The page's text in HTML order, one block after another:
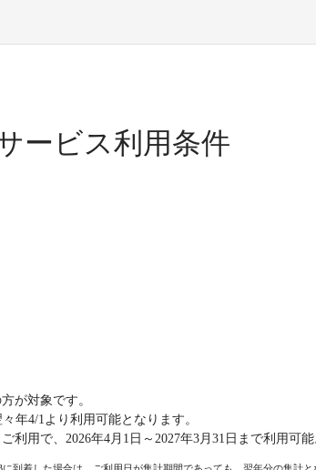
ービス利用条件
が対象です。
年4/1より利用可能となります。
利用で、2026年4月1日～2027年3月31日まで利用可